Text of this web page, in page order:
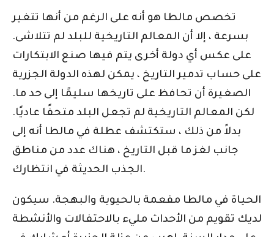
تخصص مالطا هو أنه على الرغم من أنها تتغير
بسرعة ، إلا أن المعالم التاريخية للبلد لم تتلاشى.
على عكس أي دولة أخرى يتم فيها صنع الابتكارات
على حساب تدمير التاريخ ، يمكن لهذه الدولة الجزرية
الصغيرة أن تحافظ على تاريخها سليمًا إلى حد ما.
لكن المعالم التاريخية لم تجعل البلد متحفًا عاديًا.
بدلاً من ذلك ، ستكتشف عطلة في مالطا أنه إلى
جانب لغز ما قبل التاريخ ، هناك عدد من مناطق
الجذب الحديثة في انتظارك.
الحياة في مالطا مفعمة بالحيوية والبهجة. سيكون
لديك تقويم من الأحداث مليء بالاحتفالات والأنشطة